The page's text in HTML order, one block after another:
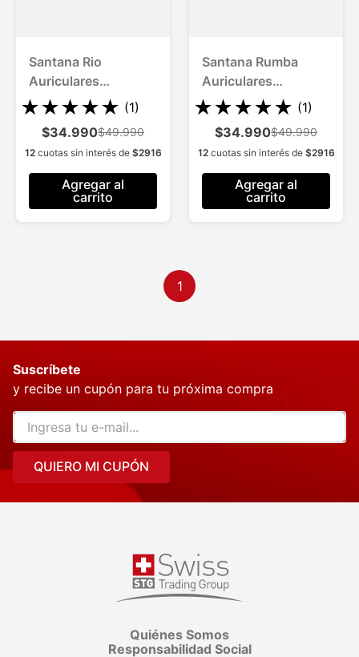
Santana Rio
Auriculares
Bluetooth 5.1
★★★★★ (1)
$34.990$49.990
12cuotas sin interés de $2916
Agregar al
carrito
Santana Rumba
Auriculares
Bluetooth 5.1 hasta
10 mts de alcance
★★★★★ (1)
$34.990$49.990
12cuotas sin interés de $2916
Agregar al
carrito
1
Suscríbete
y recibe un cupón para tu próxima compra
QUIERO MI CUPÓN
Quiénes Somos
Responsabilidad Social